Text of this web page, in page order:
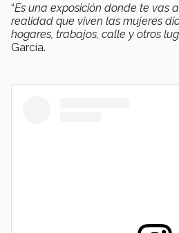
“Es una exposición donde te vas
realidad que viven las mujeres
hogares, trabajos, calle y otros
García.